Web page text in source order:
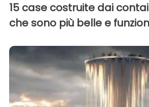
15 case costruite dai
che sono più belle e